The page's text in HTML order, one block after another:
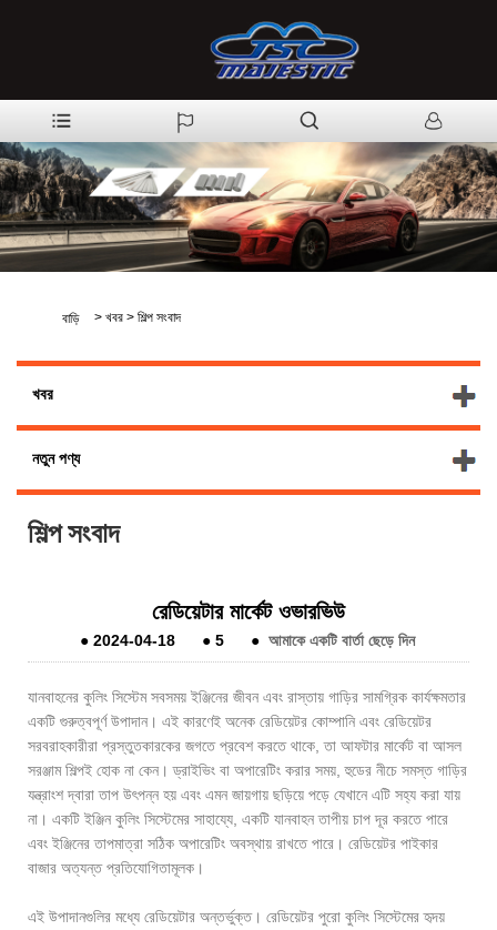
বাড়ি > খবর > শিল্প সংবাদ
খবর
নতুন পণ্য
শিল্প সংবাদ
রেডিয়েটার মার্কেট ওভারভিউ
●2024-04-18 ●5 ● আমাকে একটি বার্তা ছেড়ে দিন
যানবাহনের কুলিং সিস্টেম সবসময় ইঞ্জিনের জীবন এবং রাস্তায় গাড়ির সামগ্রিক কার্যক্ষমতার
একটি গুরুত্বপূর্ণ উপাদান। এই কারণেই অনেক রেডিয়েটর কোম্পানি এবং রেডিয়েটর
সরবরাহকারীরা প্রস্তুতকারকের জগতে প্রবেশ করতে থাকে, তা আফটার মার্কেট বা আসল
সরঞ্জাম শিল্পই হোক না কেন। ড্রাইভিং বা অপারেটিং করার সময়, হুডের নীচে সমস্ত গাড়ির
যন্ত্রাংশ দ্বারা তাপ উৎপন্ন হয় এবং এমন জায়গায় ছড়িয়ে পড়ে যেখানে এটি সহ্য করা যায়
না। একটি ইঞ্জিন কুলিং সিস্টেমের সাহায্যে, একটি যানবাহন তাপীয় চাপ দূর করতে পারে
এবং ইঞ্জিনের তাপমাত্রা সঠিক অপারেটিং অবস্থায় রাখতে পারে। রেডিয়েটর পাইকার
বাজার অত্যন্ত প্রতিযোগিতামূলক।
এই উপাদানগুলির মধ্যে রেডিয়েটার অন্তর্ভুক্ত। রেডিয়েটর পুরো কুলিং সিস্টেমের হৃদয়